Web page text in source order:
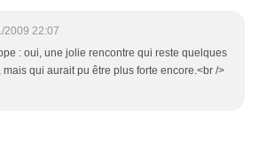
2009 22:07
: oui, une jolie rencontre qui reste quelques
qui aurait pu être plus forte encore.<br />